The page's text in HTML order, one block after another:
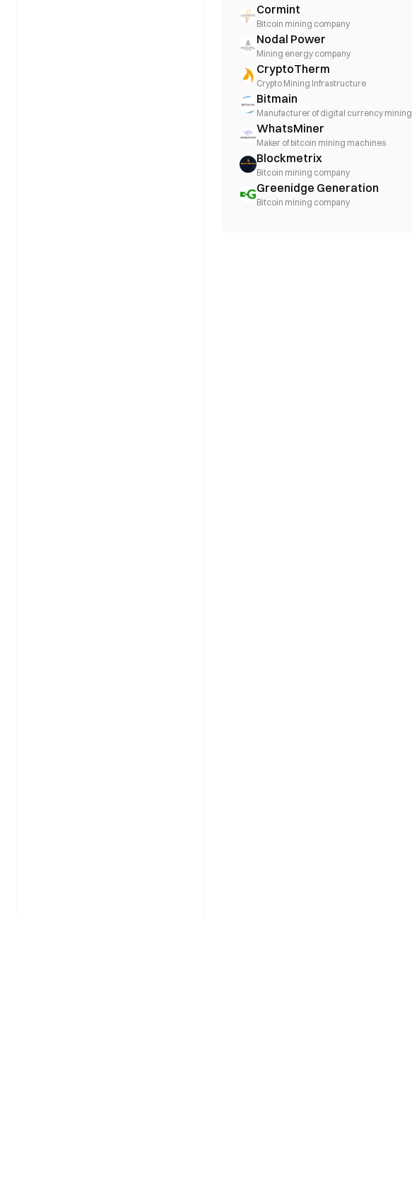
Cormint
Bitcoin mining company
Nodal Power
Mining energy company
CryptoTherm
Crypto Mining Infrastructure
Bitmain
Manufacturer of digital currency mining
WhatsMiner
Maker of bitcoin mining machines
Blockmetrix
Bitcoin mining company
Greenidge Generation
Bitcoin mining company